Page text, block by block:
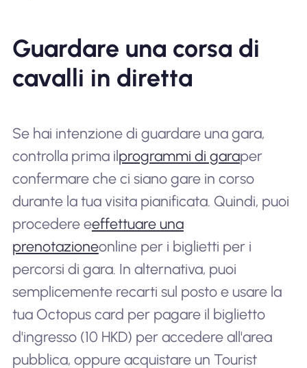
Guardare una corsa di
cavalli in diretta
Se hai intenzione di guardare una gara,
controlla prima ilprogrammi di garaper
confermare che ci siano gare in corso
durante la tua visita pianificata. Quindi, puoi
procedere eeffettuare una
prenotazioneonline per i biglietti per i
percorsi di gara. In alternativa, puoi
semplicemente recarti sul posto e usare la
tua Octopus card per pagare il biglietto
d'ingresso (10 HKD) per accedere all'area
pubblica, oppure acquistare un Tourist